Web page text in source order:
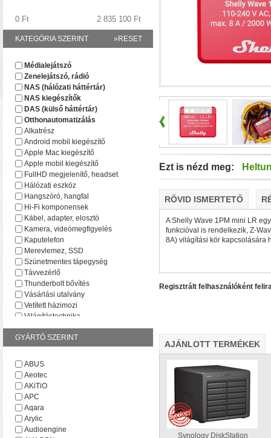
A TerraMaster-nél
Plusz teljesítmény
F2-425 Plus és F4-
(32 GB-ig bővíthető!) •
• Hardveres RAID0/
választható • Hot
MByte/s
Ezt is nézd meg:
RÖVID ISMERTETŐ
A Shelly Wave 1PM mini LR
funkcióval is rendelkezik, Z-
8A) világítási kör kapcsolására
Regisztrált felhasználóként
AJÁNLOTT TERMÉKEK
Synology DiskStation
0 Ft 2 835 100 Ft
»RESET
KATEGÓRIA SZERINT
Médialejátszó
Zenelejátszó, rádió
NAS (hálózati háttértár)
NAS kiegészítők
DAS (külső háttértár)
Otthonautomatizálás
Alkatrész
Android mobil kiegészítő
Apple Mac kiegészítő
Apple mobil kiegészítő
FullHD megjelenítő, headset
Hálózati eszköz
Hangszóró, hangfal
Hi-Fi komponensek
Kábel, adapter, elosztó
Kamera, videómegfigyelés
Kaputelefon
Merevlemez, SSD
Szünetmentes tápegység
Távvezérlő
Thunderbolt bővítés
Vásárlási utalvány
Vetített házimozi
Világítástechnika
GYÁRTÓ SZERINT
ABUS
Aeotec
AKiTiO
APC
Aqara
Arylic
Audioengine